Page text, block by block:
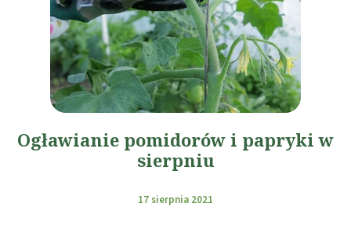
17 sierpnia 2021
Ogławianie pomidorów i papryki w
sierpniu